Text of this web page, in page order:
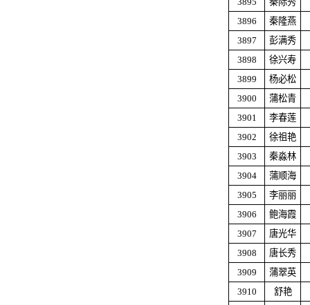
3896
秦隆燕
3897
彭满秀
3898
徐兴寿
3899
杨必松
3900
蒲松青
3901
李春莲
3902
徐祖艳
3903
秦淼林
3904
蒲顺海
3905
李丽丽
3906
鲍海霞
3907
唐光华
3908
唐长秀
3909
蒲翠英
3910
舒艳